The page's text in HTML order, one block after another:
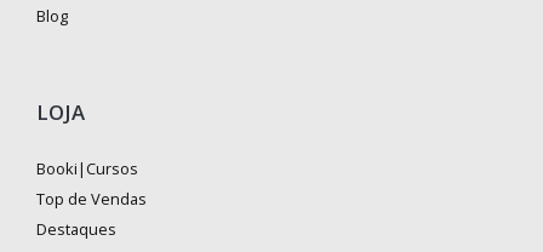
Blog
LOJA
Booki|Cursos
Top de Vendas
Destaques